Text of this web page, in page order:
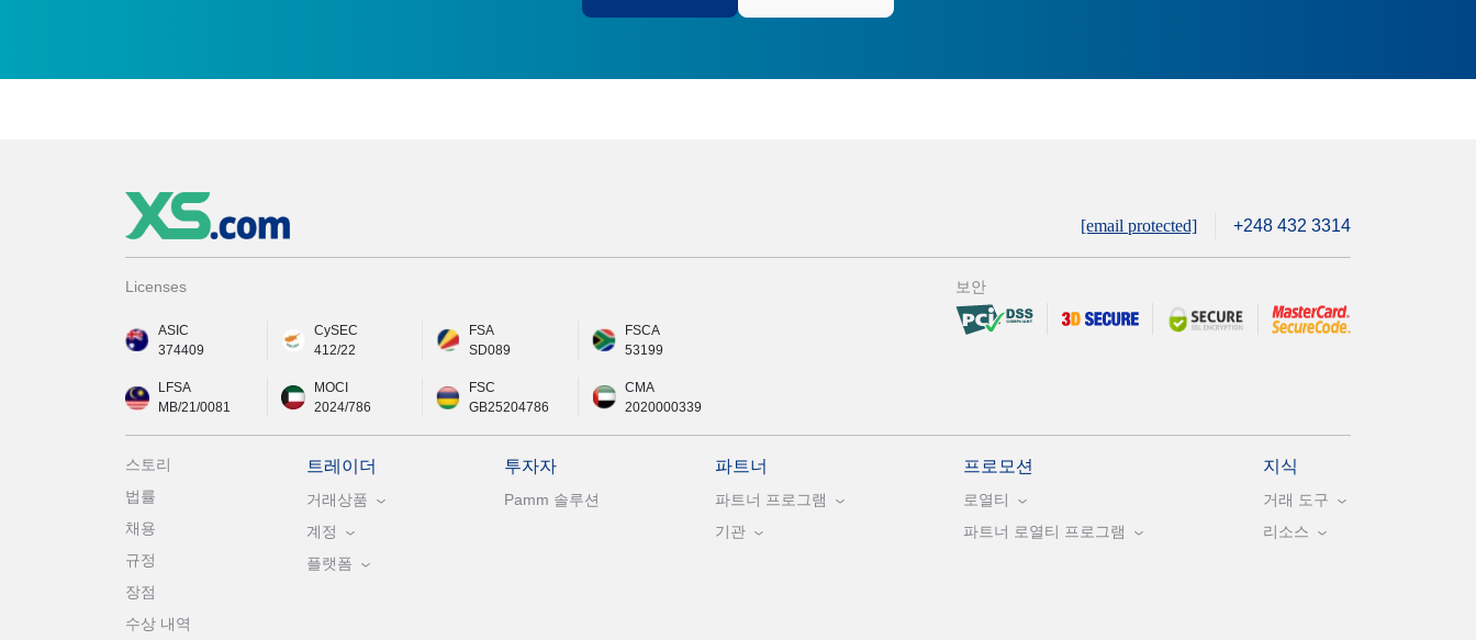
[email protected] +248 432 3314
Licenses
ASIC
374409
CySEC
412/22
FSA
SD089
FSCA
53199
LFSA
MB/21/0081
MOCI
2024/786
FSC
GB25204786
CMA
2020000339
보안
스토리
법률
채용
규정
장점
수상 내역
트레이더
거래상품
계정
플랫폼
투자자
Pamm 솔루션
파트너
파트너 프로그램
기관
프로모션
로열티
파트너 로열티 프로그램
지식
거래 도구
리소스